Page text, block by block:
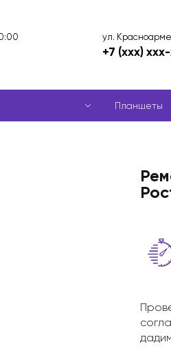
ул.
+7 (xxx)
Планшеты